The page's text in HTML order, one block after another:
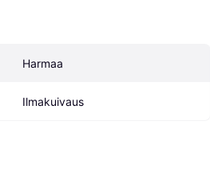
Harmaa
Ilmakuivaus